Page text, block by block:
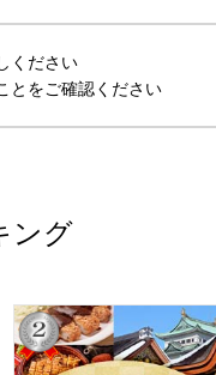
ください
とをご確認ください
ング